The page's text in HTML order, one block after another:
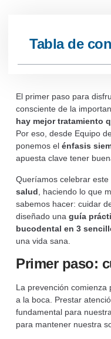
Tabla de
El primer paso para
consciente de la
hay mejor tratamiento
Por eso, desde Equipo
ponemos elénfasis
apuesta clave tener
Queríamos celebrar este
salud , haciendo lo que
sabemos hacer: cuidar
diseñado unaguía
bucodental en 3
una vida sana.
Primer paso:
La prevención comienza
a la boca. Prestar
fundamental para
para mantener nuestra